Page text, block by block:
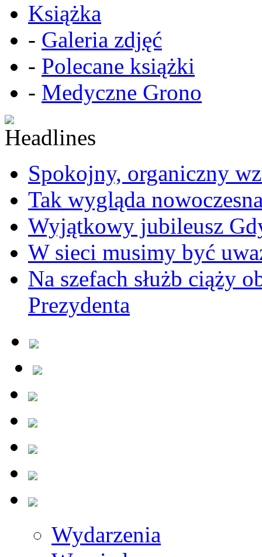
Książka
- Galeria zdjęć
- Polecane książki
- Medyczne Grono
Spokojny, organiczny
Tak wygląda
Wyjątkowy jubileusz
W sieci musimy być
Na szefach służb ciąży
Prezydenta
Wydarzenia